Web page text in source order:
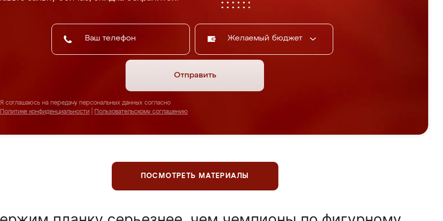
Желаемый бюджет
Отправить
Я соглашаюсь на передачу персональных данных согласно
Политике конфиденциальности
Пользовательскому соглашению
ПОСМОТРЕТЬ МАТЕРИАЛЫ